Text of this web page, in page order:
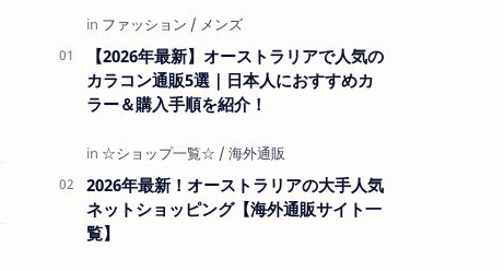
【2026年最新】オーストラリアで人気の
カラコン通販5選｜日本人におすすめカ
ラー＆購入手順を紹介！
2026年最新！オーストラリアの大手人気
ネットショッピング【海外通販サイト一
覧】